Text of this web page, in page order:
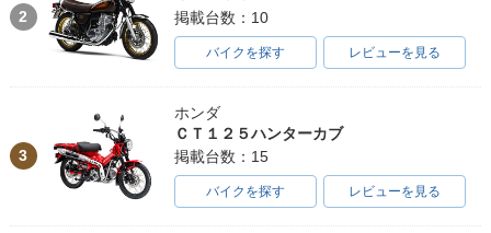
2
掲載台数：10
バイクを探す レビューを見る
3
ホンダ
ＣＴ１２５ハンターカブ
掲載台数：15
バイクを探す レビューを見る